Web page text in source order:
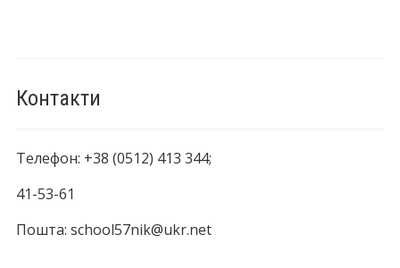
Контакти
Телефон: +38 (0512) 413 344;
41-53-61
Пошта: school57nik@ukr.net